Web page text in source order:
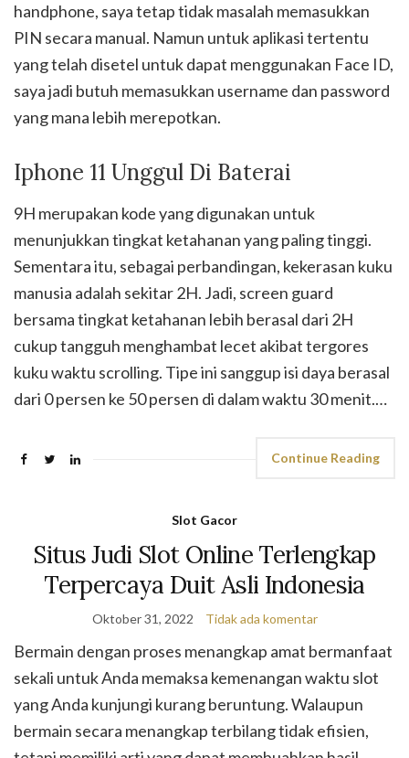
handphone, saya tetap tidak masalah memasukkan
PIN secara manual. Namun untuk aplikasi tertentu
yang telah disetel untuk dapat menggunakan Face ID,
saya jadi butuh memasukkan username dan password
yang mana lebih merepotkan.
Iphone 11 Unggul Di Baterai
9H merupakan kode yang digunakan untuk
menunjukkan tingkat ketahanan yang paling tinggi.
Sementara itu, sebagai perbandingan, kekerasan kuku
manusia adalah sekitar 2H. Jadi, screen guard
bersama tingkat ketahanan lebih berasal dari 2H
cukup tangguh menghambat lecet akibat tergores
kuku waktu scrolling. Tipe ini sanggup isi daya berasal
dari 0 persen ke 50 persen di dalam waktu 30 menit.…
Continue Reading
Slot Gacor
Situs Judi Slot Online Terlengkap
Terpercaya Duit Asli Indonesia
Oktober 31, 2022 Tidak ada komentar
Bermain dengan proses menangkap amat bermanfaat
sekali untuk Anda memaksa kemenangan waktu slot
yang Anda kunjungi kurang beruntung. Walaupun
bermain secara menangkap terbilang tidak efisien,